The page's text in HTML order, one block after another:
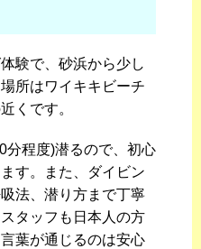
験で、砂浜から少し
所はワイキキビーチ
くです。
分程度)潜るので、初心
す。また、ダイビン
法、潜り方まで丁寧
タッフも日本人の方
葉が通じるのは安心